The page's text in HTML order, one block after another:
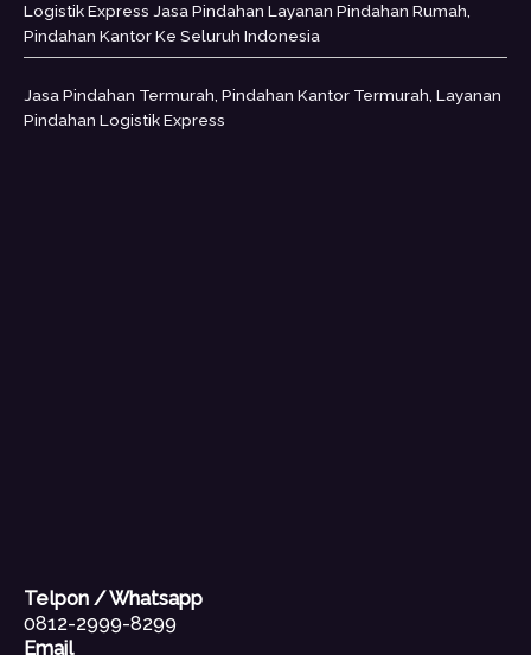
Logistik Express Jasa Pindahan Layanan Pindahan Rumah,
Pindahan Kantor Ke Seluruh Indonesia
Jasa Pindahan Termurah, Pindahan Kantor Termurah, Layanan
Pindahan Logistik Express
Telpon / Whatsapp
0812-2999-8299
Email